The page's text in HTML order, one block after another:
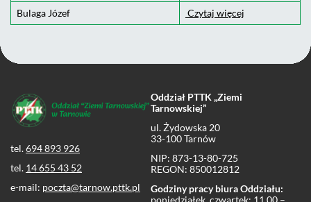
Bulaga Józef
Czytaj więcej
tel.694 893 926
tel. 14 655 43 52
e-mail: poczta@tarnow.pttk.pl
Oddział PTTK „Ziemi
Tarnowskiej”
ul. Żydowska 20
33-100 Tarnów
NIP: 873-13-80-725
REGON: 850012812
Godziny pracy biura Oddziału:
poniedziałek, czwartek: 11.00 –